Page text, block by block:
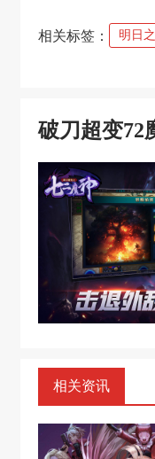
相关标签： 明日
破刀超变72
相关资讯